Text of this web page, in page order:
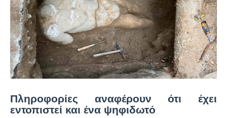
Πληροφορίες αναφέρουν ότι έχει
εντοπιστεί και ένα ψηφιδωτό